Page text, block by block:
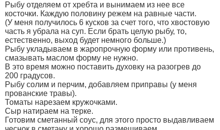
Рыбу отделяем от хребта и вынимаем из нее все
косточки. Каждую половину режем на равные части.
(У меня получилось 6 кусков за счет того, что хвостовую
часть я убрала на суп. Если брать целую рыбу, то,
естественно, выход будет немного больше.)
Рыбу укладываем в жаропрочную форму или противень,
смазывать маслом форму не нужно.
В это время можно поставить духовку на разогрев до
200 градусов.
Рыбу солим и перчим, добавляем приправы (у меня
прованские травы).
Томаты нарезаем кружочками.
Сыр натираем на терке.
Готовим сметанный соус, для этого просто выдавливаем